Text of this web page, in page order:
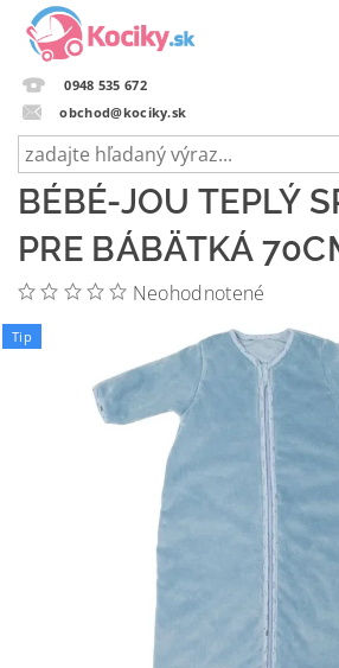
0948 535 672
obchod@kociky.sk
BÉBÉ-JOU TEPLÝ
PRE BÁBÄTKÁ
Neohodnotené
Tip